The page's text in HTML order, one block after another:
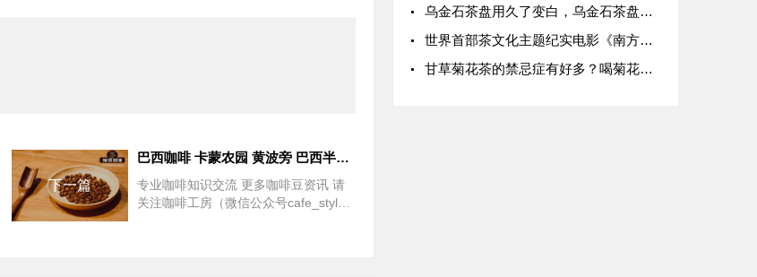
下一篇
巴西咖啡 卡蒙农园 黄波旁 巴西半日晒 单品咖啡豆推荐
专业咖啡知识交流 更多咖啡豆资讯 请
关注咖啡工房（微信公众号cafe_style
乌金石茶盘用久了变白，乌金石茶盘为什么越用越发白？
世界首部茶文化主题纪实电影《南方嘉木》在君山岛开拍
甘草菊花茶的禁忌症有好多？喝菊花茶的禁忌与作用